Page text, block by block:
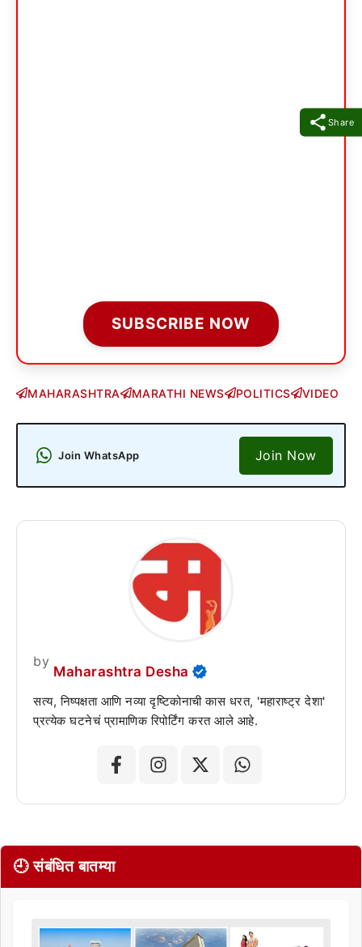
Share
SUBSCRIBE NOW
MAHARASHTRA MARATHI NEWS POLITICS VIDEO
Join WhatsApp Join Now
by
Maharashtra Desha
सत्य, निष्पक्षता आणि नव्या दृष्टिकोनाची कास धरत, 'महाराष्ट्र देशा'
प्रत्येक घटनेचं प्रामाणिक रिपोर्टिंग करत आले आहे.
🕘 संबंधित बातम्या